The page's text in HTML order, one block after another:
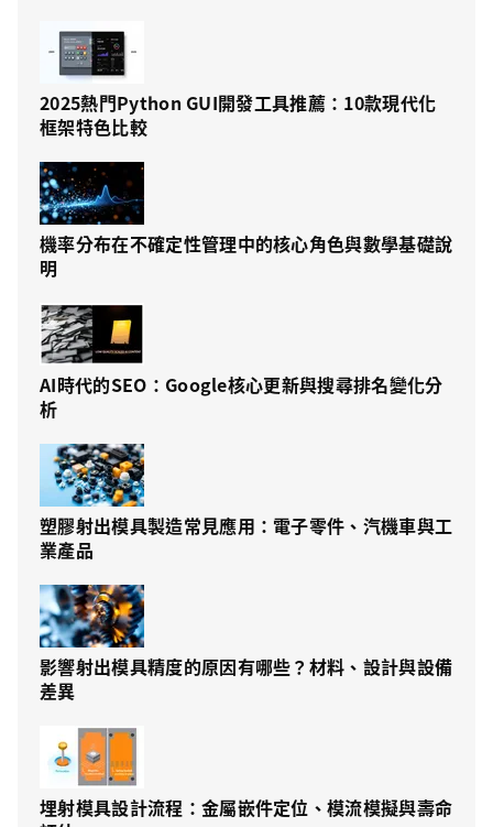
2025熱門Python GUI開發工具推薦：10款現代化
框架特色比較
機率分布在不確定性管理中的核心角色與數學基礎說
明
AI時代的SEO：Google核心更新與搜尋排名變化分
析
塑膠射出模具製造常見應用：電子零件、汽機車與工
業產品
影響射出模具精度的原因有哪些？材料、設計與設備
差異
埋射模具設計流程：金屬嵌件定位、模流模擬與壽命